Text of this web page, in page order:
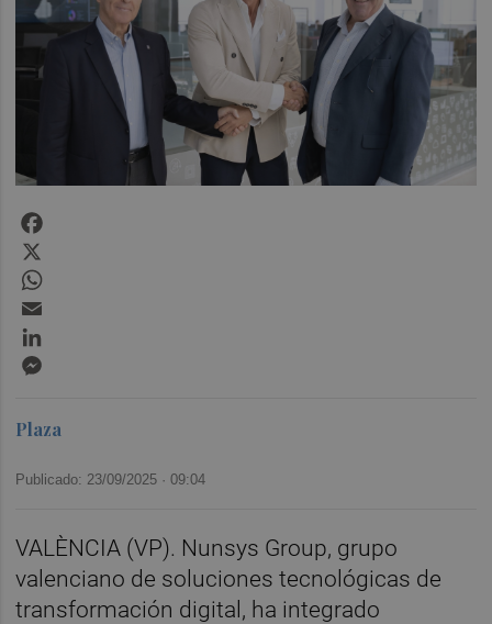
Plaza
Publicado: 23/09/2025 ·09:04
VALÈNCIA (VP). Nunsys Group, grupo
valenciano de soluciones tecnológicas de
transformación digital, ha integrado